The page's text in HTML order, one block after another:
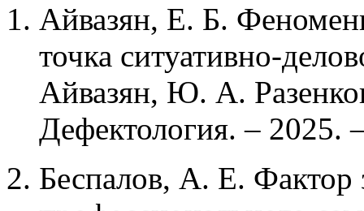
Айвазян, Е. Б.
точка ситуативно-
Айвазян, Ю. А.
Дефектология. –
Беспалов, А. Е. Фактор